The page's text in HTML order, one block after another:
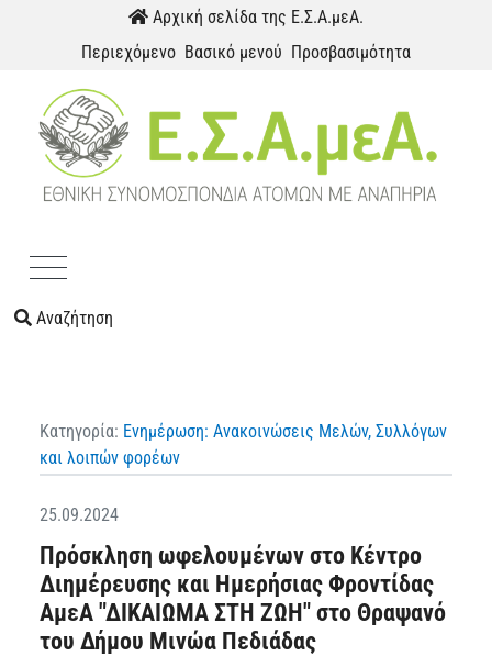
Παράκαμψη προς το περιεχόμενοΑρχική σελίδα της Ε.Σ.Α.μεΑ.
Περιεχόμενο Βασικό μενού Προσβασιμότητα
Αναζήτηση
Κατηγορία: Ενημέρωση: Ανακοινώσεις Μελών, Συλλόγων
και λοιπών φορέων
25.09.2024
Πρόσκληση ωφελουμένων στο Κέντρο
Διημέρευσης και Ημερήσιας Φροντίδας
ΑμεΑ "ΔΙΚΑΙΩΜΑ ΣΤΗ ΖΩΗ" στο Θραψανό
του Δήμου Μινώα Πεδιάδας